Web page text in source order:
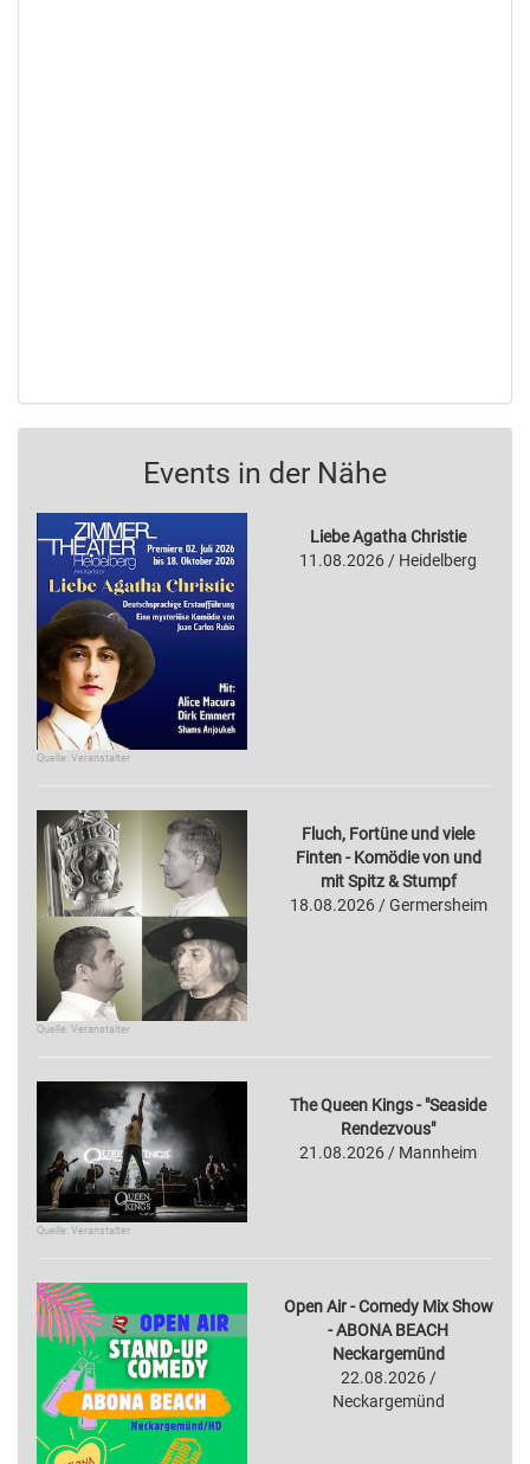
Events in der Nähe
Quelle: Veranstalter
Liebe Agatha Christie
11.08.2026 / Heidelberg
Quelle: Veranstalter
Fluch, Fortüne und viele
Finten - Komödie von und
mit Spitz & Stumpf
18.08.2026 / Germersheim
Quelle: Veranstalter
The Queen Kings - "Seaside
Rendezvous"
21.08.2026 / Mannheim
Open Air - Comedy Mix Show
- ABONA BEACH
Neckargemünd
22.08.2026 /
Neckargemünd